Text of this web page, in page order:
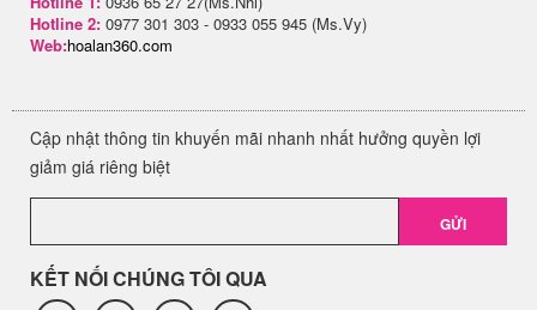
Hotline 2: 0977 301 303 - 0933 055 945 (Ms.Vy)
Web:hoalan360.com
Cập nhật thông tin khuyến mãi nhanh nhất hưởng quyền lợi
giảm giá riêng biệt
GỬI
KẾT NỐI CHÚNG TÔI QUA